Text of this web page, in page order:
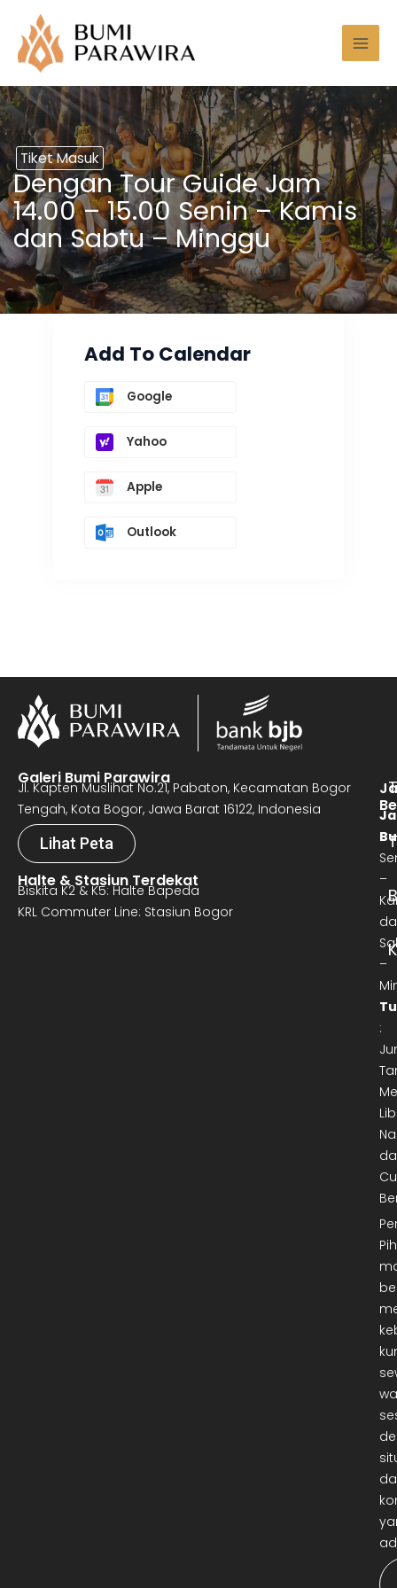
konten
Tiket Masuk
Dengan Tour Guide Jam
14.00 – 15.00 Senin – Kamis
dan Sabtu – Minggu
Add To Calendar
Google
Yahoo
Apple
Outlook
Galeri Bumi Parawira
Jl. Kapten Muslihat No.21, Pabaton, Kecamatan Bogor
Tengah, Kota Bogor, Jawa Barat 16122, Indonesia
Lihat Peta
Halte & Stasiun Terdekat
Biskita K2 & K5: Halte Bapeda
KRL Commuter Line: Stasiun Bogor
–
–
: